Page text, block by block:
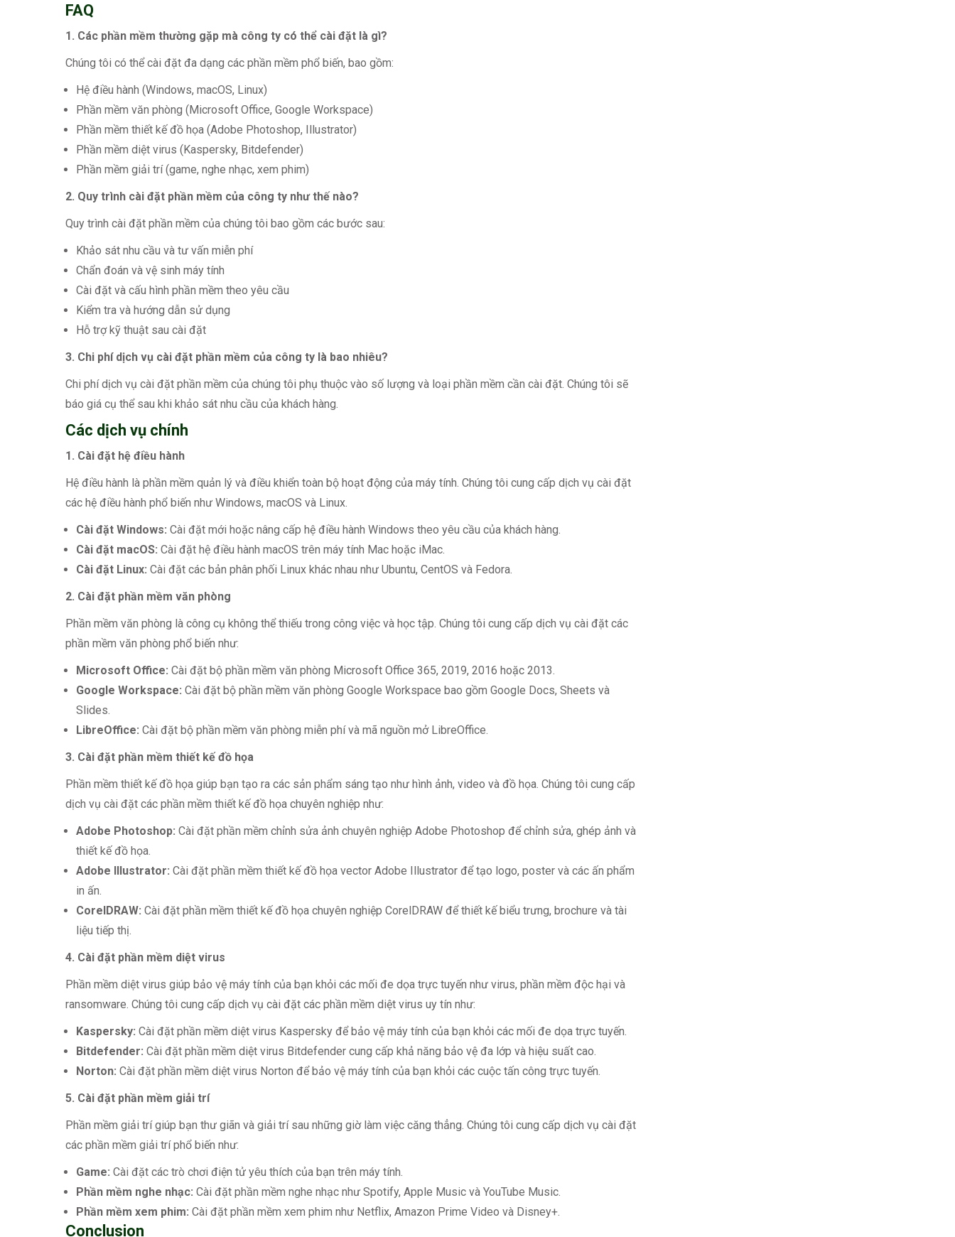
FAQ
1. Các phần mềm thường gặp mà công ty có thể cài đặt là gì?
Chúng tôi có thể cài đặt đa dạng các phần mềm phổ biến, bao gồm:
Hệ điều hành (Windows, macOS, Linux)
Phần mềm văn phòng (Microsoft Office, Google Workspace)
Phần mềm thiết kế đồ họa (Adobe Photoshop, Illustrator)
Phần mềm diệt virus (Kaspersky, Bitdefender)
Phần mềm giải trí (game, nghe nhạc, xem phim)
2. Quy trình cài đặt phần mềm của công ty như thế nào?
Quy trình cài đặt phần mềm của chúng tôi bao gồm các bước sau:
Khảo sát nhu cầu và tư vấn miễn phí
Chẩn đoán và vệ sinh máy tính
Cài đặt và cấu hình phần mềm theo yêu cầu
Kiểm tra và hướng dẫn sử dụng
Hỗ trợ kỹ thuật sau cài đặt
3. Chi phí dịch vụ cài đặt phần mềm của công ty là bao nhiêu?
Chi phí dịch vụ cài đặt phần mềm của chúng tôi phụ thuộc vào số lượng và loại phần mềm cần cài đặt. Chúng tôi sẽ
báo giá cụ thể sau khi khảo sát nhu cầu của khách hàng.
Các dịch vụ chính
1. Cài đặt hệ điều hành
Hệ điều hành là phần mềm quản lý và điều khiển toàn bộ hoạt động của máy tính. Chúng tôi cung cấp dịch vụ cài đặt
các hệ điều hành phổ biến như Windows, macOS và Linux.
Cài đặt Windows: Cài đặt mới hoặc nâng cấp hệ điều hành Windows theo yêu cầu của khách hàng.
Cài đặt macOS: Cài đặt hệ điều hành macOS trên máy tính Mac hoặc iMac.
Cài đặt Linux: Cài đặt các bản phân phối Linux khác nhau như Ubuntu, CentOS và Fedora.
2. Cài đặt phần mềm văn phòng
Phần mềm văn phòng là công cụ không thể thiếu trong công việc và học tập. Chúng tôi cung cấp dịch vụ cài đặt các
phần mềm văn phòng phổ biến như:
Microsoft Office: Cài đặt bộ phần mềm văn phòng Microsoft Office 365, 2019, 2016 hoặc 2013.
Google Workspace: Cài đặt bộ phần mềm văn phòng Google Workspace bao gồm Google Docs, Sheets và
Slides.
LibreOffice: Cài đặt bộ phần mềm văn phòng miễn phí và mã nguồn mở LibreOffice.
3. Cài đặt phần mềm thiết kế đồ họa
Phần mềm thiết kế đồ họa giúp bạn tạo ra các sản phẩm sáng tạo như hình ảnh, video và đồ họa. Chúng tôi cung cấp
dịch vụ cài đặt các phần mềm thiết kế đồ họa chuyên nghiệp như:
Adobe Photoshop: Cài đặt phần mềm chỉnh sửa ảnh chuyên nghiệp Adobe Photoshop để chỉnh sửa, ghép ảnh và
thiết kế đồ họa.
Adobe Illustrator: Cài đặt phần mềm thiết kế đồ họa vector Adobe Illustrator để tạo logo, poster và các ấn phẩm
in ấn.
CorelDRAW: Cài đặt phần mềm thiết kế đồ họa chuyên nghiệp CorelDRAW để thiết kế biểu trưng, brochure và tài
liệu tiếp thị.
4. Cài đặt phần mềm diệt virus
Phần mềm diệt virus giúp bảo vệ máy tính của bạn khỏi các mối đe dọa trực tuyến như virus, phần mềm độc hại và
ransomware. Chúng tôi cung cấp dịch vụ cài đặt các phần mềm diệt virus uy tín như:
Kaspersky: Cài đặt phần mềm diệt virus Kaspersky để bảo vệ máy tính của bạn khỏi các mối đe dọa trực tuyến.
Bitdefender: Cài đặt phần mềm diệt virus Bitdefender cung cấp khả năng bảo vệ đa lớp và hiệu suất cao.
Norton: Cài đặt phần mềm diệt virus Norton để bảo vệ máy tính của bạn khỏi các cuộc tấn công trực tuyến.
5. Cài đặt phần mềm giải trí
Phần mềm giải trí giúp bạn thư giãn và giải trí sau những giờ làm việc căng thẳng. Chúng tôi cung cấp dịch vụ cài đặt
các phần mềm giải trí phổ biến như:
Game: Cài đặt các trò chơi điện tử yêu thích của bạn trên máy tính.
Phần mềm nghe nhạc: Cài đặt phần mềm nghe nhạc như Spotify, Apple Music và YouTube Music.
Phần mềm xem phim: Cài đặt phần mềm xem phim như Netflix, Amazon Prime Video và Disney+.
Conclusion